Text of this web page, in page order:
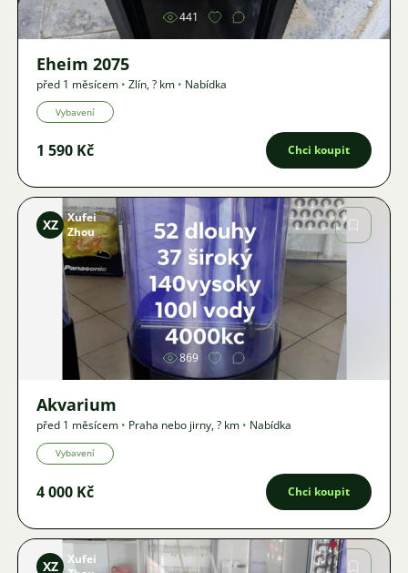
441
Eheim 2075
před 1 měsícem • Zlín,? km • Nabídka
Vybavení
1 590 Kč Chci koupit
Obrázek
XZ
Xufei
Zhou
869
Akvarium
před 1 měsícem • Praha nebo jirny,? km • Nabídka
Vybavení
4 000 Kč Chci koupit
XZ
Xufei